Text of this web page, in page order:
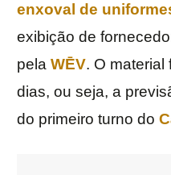
enxoval de
exibição de
pela WĒV. O material
dias, ou seja, a
do primeiro turno do